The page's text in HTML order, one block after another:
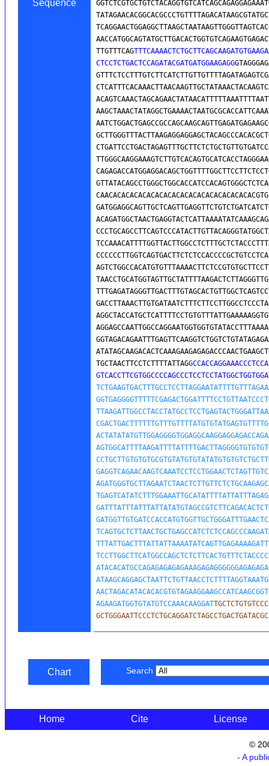
Sequence
TTGTTTCAG
CTCCTCTGACTCCAGATACGATGATGGAAGAGG
TGCTAACTTCCTCTTTTATTAG
GTCACCTTCGTGGCCCCAGCCCTCCTCCTATGGCTGGTGGA
AGAAGATGGTGTATGTCCAAACAAGGAT
Chart Search
Home Cite License
©
- A